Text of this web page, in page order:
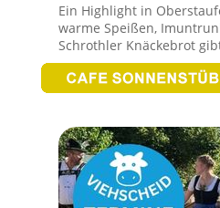
Ein Highlight in
warme Speißen,
Schrothler Knäckebrot